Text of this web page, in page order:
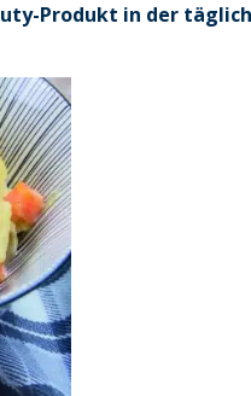
Produkt in der